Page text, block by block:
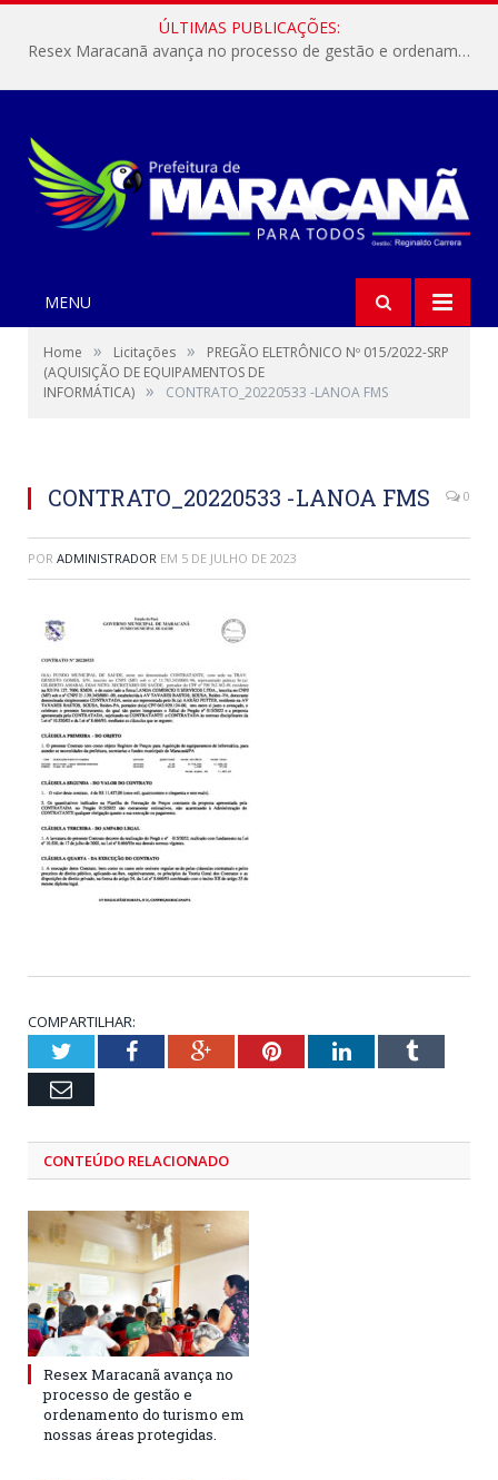
ÚLTIMAS PUBLICAÇÕES:
Resex Maracanã avança no processo de gestão e ordenamento do turismo em nossas áreas protegidas.
MENU
Home » Licitações »
PREGÃO ELETRÔNICO Nº 015/2022-SRP
(AQUISIÇÃO DE EQUIPAMENTOS DE
INFORMÁTICA) » CONTRATO_20220533 -LANOA FMS
CONTRATO_20220533 -LANOA FMS 0
POR ADMINISTRADOR EM 5 DE JULHO DE 2023
COMPARTILHAR:
TwitterFacebookGoogle+PinterestLinkedInTumblr
Email
CONTEÚDO RELACIONADO
Resex Maracanã avança no
processo de gestão e
ordenamento do turismo em
nossas áreas protegidas.